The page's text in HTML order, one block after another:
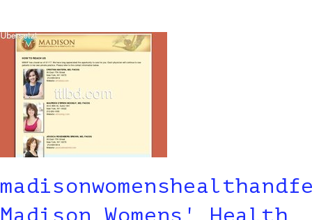
Madison Womens' Health